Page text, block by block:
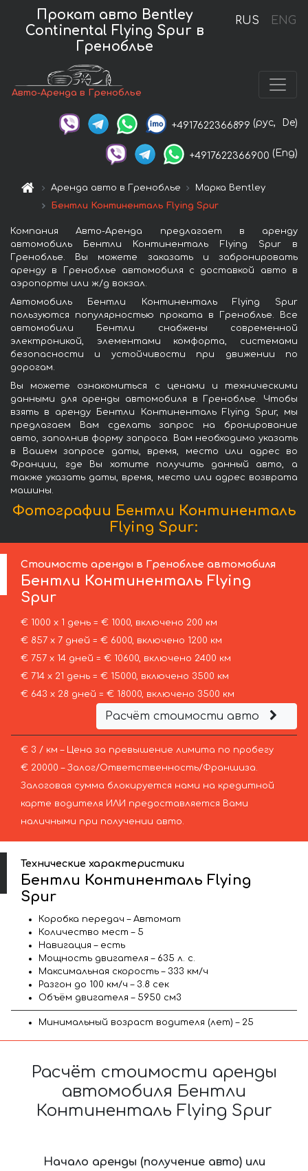
RUS ENG
Прокат авто Bentley
Continental Flying Spur в
Греноблье
Авто-Аренда в Греноблье
+4917622366899 (рус, De)
+4917622366900 (Eng)
Аренда авто в Греноблье
Марка Bentley
Бентли Континенталь Flying Spur
Компания Авто-Аренда предлагает в аренду
автомобиль Бентли Континенталь Flying Spur в
Греноблье. Вы можете заказать и забронировать
аренду в Греноблье автомобиля с доставкой авто в
аэропорты или ж/д вокзал.
Автомобиль Бентли Континенталь Flying Spur
пользуются популярностью проката в Греноблье. Все
автомобили Бентли снабжены современной
электроникой, элементами комфорта, системами
безопасности и устойчивости при движении по
дорогам.
Вы можете ознакомиться с ценами и техническими
данными для аренды автомобиля в Греноблье. Чтобы
взять в аренду Бентли Континенталь Flying Spur, мы
предлагаем Вам сделать запрос на бронирование
авто, заполнив форму запроса. Вам необходимо указать
в Вашем запросе даты, время, место или адрес во
Франции, где Вы хотите получить данный авто, а
также указать даты, время, место или адрес возврата
машины.
Фотографии Бентли Континенталь
Flying Spur:
Стоимость аренды в Греноблье автомобиля
Бентли Континенталь Flying
Spur
€ 1000 х 1 день = € 1000, включено 200 км
€ 857 х 7 дней = € 6000, включено 1200 км
€ 757 х 14 дней = € 10600, включено 2400 км
€ 714 х 21 день = € 15000, включено 3500 км
€ 643 х 28 дней = € 18000, включено 3500 км
Расчёт стоимости авто
€ 3 / км – Цена за превышение лимита по пробегу
€ 20000 – Залог/Ответственность/Франшиза.
Залоговая сумма блокируется нами на кредитной
карте водителя ИЛИ предоставляется Вами
наличными при получении авто.
Технические характеристики
Бентли Континенталь Flying
Spur
Коробка передач – Автомат
Количество мест – 5
Навигация – есть
Мощность двигателя – 635 л. с.
Максимальная скорость – 333 км/ч
Разгон до 100 км/ч – 3.8 сек
Объём двигателя – 5950 см3
Минимальный возраст водителя (лет) – 25
Расчёт стоимости аренды
автомобиля Бентли
Континенталь Flying Spur
Начало аренды (получение авто) или